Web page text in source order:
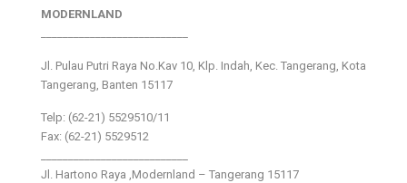
MODERNLAND
Jl. Pulau Putri Raya No.Kav 10, Klp. Indah, Kec. Tangerang, Kota
Tangerang, Banten 15117
Telp: (62-21) 5529510/11
Fax: (62-21) 5529512
Jl. Hartono Raya ,Modernland – Tangerang 15117